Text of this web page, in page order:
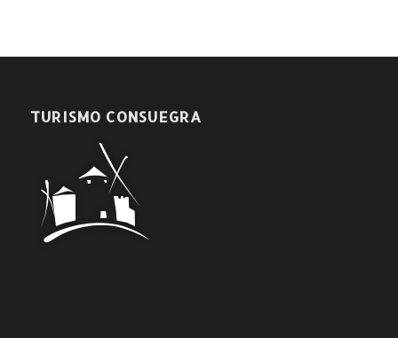
TURISMO CONSUEGRA